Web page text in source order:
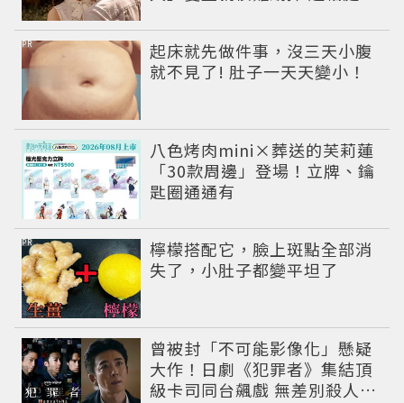
起床就先做件事，沒三天小腹
就不見了! 肚子一天天變小！
PR
八色烤肉mini×葬送的芙莉蓮
「30款周邊」登場！立牌、鑰
匙圈通通有
檸檬搭配它，臉上斑點全部消
失了，小肚子都變平坦了
PR
曾被封「不可能影像化」懸疑
大作！日劇《犯罪者》集結頂
級卡司同台飆戲 無差別殺人案